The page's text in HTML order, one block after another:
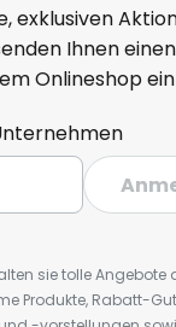
exklusiven
Ihnen einen
Onlineshop
sie tolle
Produkte, Rabatt-